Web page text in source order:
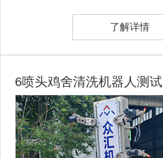
了解详情
6喷头鸡舍清洗机器人测试